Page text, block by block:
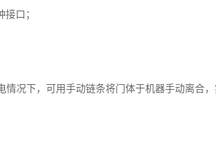
口；
况下，可用手动链条将门体于机器手动离合